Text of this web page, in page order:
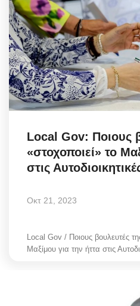
Health
In Pictures
Science & Tech
Aegean Islands
Σεβασμιώτατος Δωρόθεος Β’
Cost Of Living Crisis
All News
Local Gov: Ποιους
«στοχοποιεί» το
στις
Οκτ 21, 2023
Local Gov / Ποιους βουλευτές
Μαξίμου για την ήττα στις